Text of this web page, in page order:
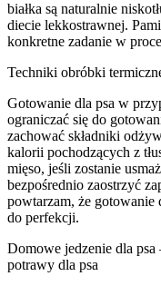
białka są naturalnie
diecie lekkostrawnej.
konkretne zadanie w
Techniki obróbki
Gotowanie dla psa w
ograniczać się do
zachować składniki
kalorii pochodzących z
mięso, jeśli zostanie
bezpośrednio zaostrzyć
powtarzam, że gotowanie
do perfekcji.
Domowe jedzenie dla
potrawy dla psa